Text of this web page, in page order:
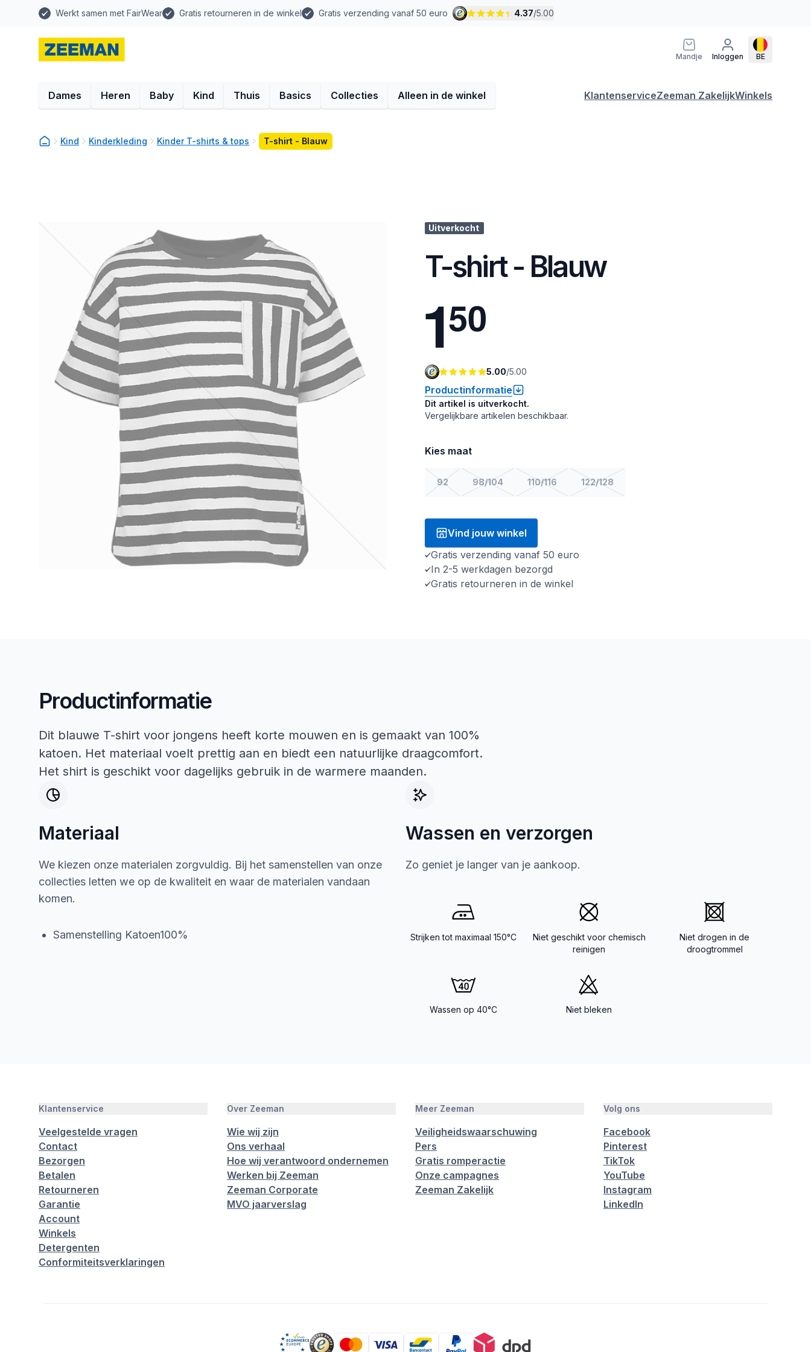
Werkt samen met FairWear Gratis retourneren in de winkel Gratis verzending vanaf 50 euro 4.37/5.00
Mandje Inloggen BE
Dames Heren Baby Kind Thuis Basics Collecties Alleen in de winkel KlantenserviceZeeman ZakelijkWinkels
Kind Kinderkleding Kinder T-shirts & tops T-shirt - Blauw
Uitverkocht
T-shirt - Blauw
150
5.00/5.00
Productinformatie
Dit artikel is uitverkocht.
Vergelijkbare artikelen beschikbaar.
Kies maat
92 98/104 110/116 122/128
Vind jouw winkel
Gratis verzending vanaf 50 euro
In 2-5 werkdagen bezorgd
Gratis retourneren in de winkel
Productinformatie
Dit blauwe T-shirt voor jongens heeft korte mouwen en is gemaakt van 100%
katoen. Het materiaal voelt prettig aan en biedt een natuurlijke draagcomfort.
Het shirt is geschikt voor dagelijks gebruik in de warmere maanden.
Materiaal
We kiezen onze materialen zorgvuldig. Bij het samenstellen van onze
collecties letten we op de kwaliteit en waar de materialen vandaan
komen.
Samenstelling Katoen100%
Wassen en verzorgen
Zo geniet je langer van je aankoop.
Strijken tot maximaal 150°C
Niet geschikt voor chemisch
reinigen
Niet drogen in de
droogtrommel
Wassen op 40°C Niet bleken
Klantenservice
Veelgestelde vragen
Contact
Bezorgen
Betalen
Retourneren
Garantie
Account
Winkels
Detergenten
Conformiteitsverklaringen
Over Zeeman
Wie wij zijn
Ons verhaal
Hoe wij verantwoord ondernemen
Werken bij Zeeman
Zeeman Corporate
MVO jaarverslag
Meer Zeeman
Veiligheidswaarschuwing
Pers
Gratis romperactie
Onze campagnes
Zeeman Zakelijk
Volg ons
Facebook
Pinterest
TikTok
YouTube
Instagram
LinkedIn